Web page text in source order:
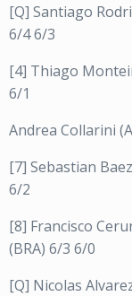
[Q] Santiago
6/4 6/3
[4] Thiago
6/1
Andrea Collarini
[7] Sebastian
6/2
[8] Francisco
(BRA) 6/3 6/0
[Q] Nicolas